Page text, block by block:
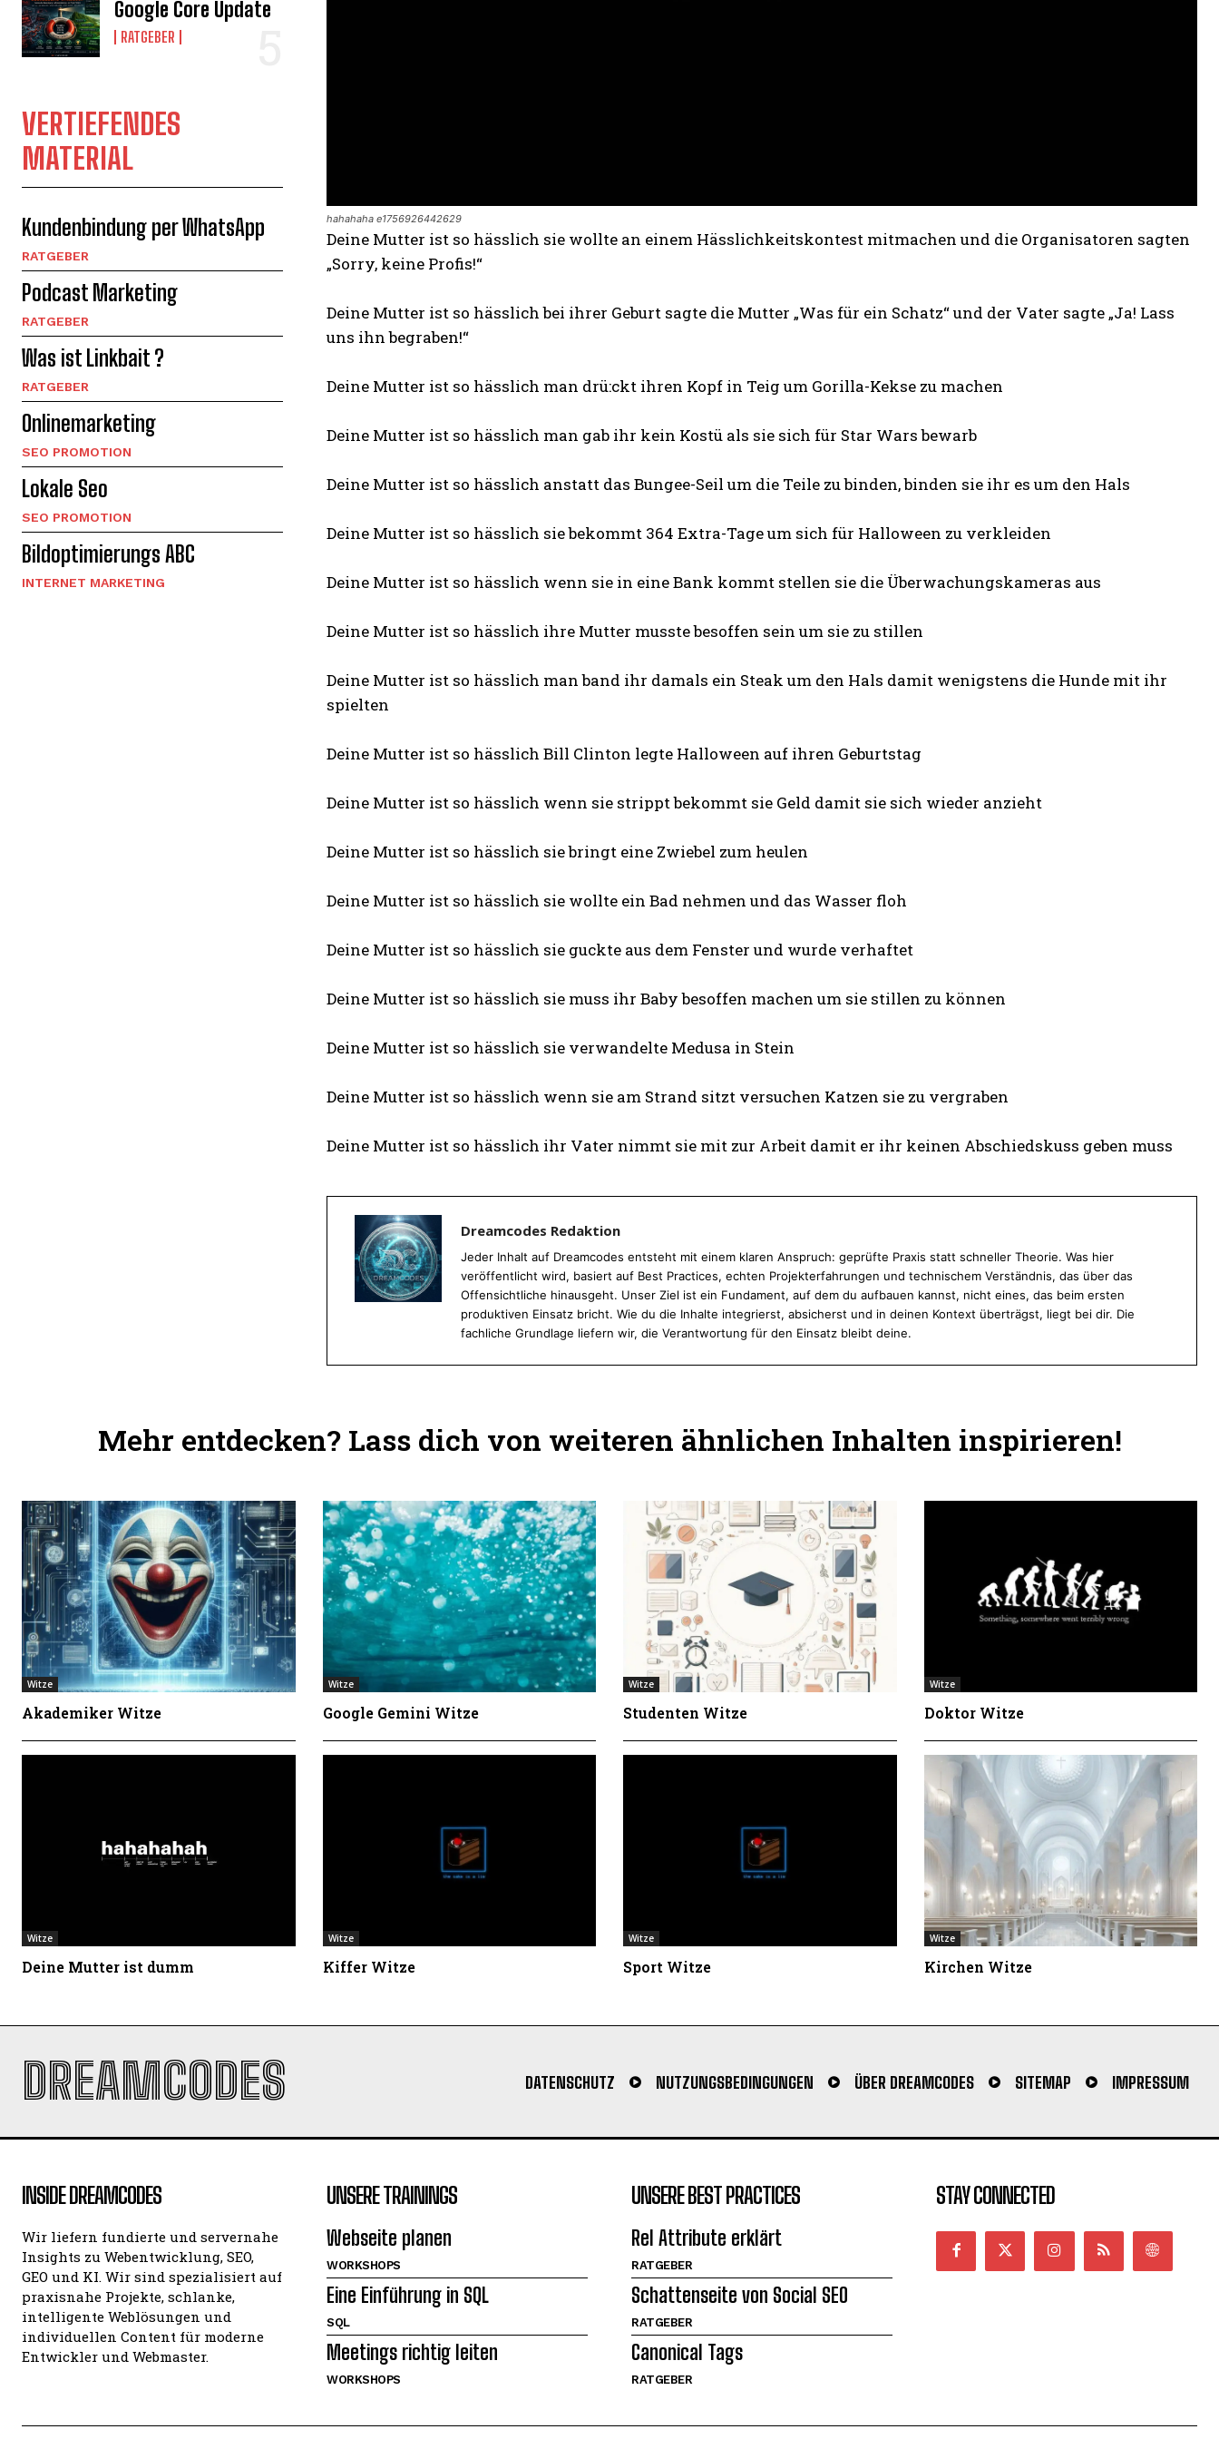
Google Core Update
RATGEBER
VERTIEFENDES
MATERIAL
Kundenbindung per WhatsApp
RATGEBER
Podcast Marketing
RATGEBER
Was ist Linkbait ?
RATGEBER
Onlinemarketing
SEO PROMOTION
Lokale Seo
SEO PROMOTION
Bildoptimierungs ABC
INTERNET MARKETING
hahahaha e1756926442629
Deine Mutter ist so hässlich sie wollte an einem Hässlichkeitskontest mitmachen und die Organisatoren sagten
„Sorry, keine Profis!“
Deine Mutter ist so hässlich bei ihrer Geburt sagte die Mutter „Was für ein Schatz“ und der Vater sagte „Ja! Lass
uns ihn begraben!“
Deine Mutter ist so hässlich man drü:ckt ihren Kopf in Teig um Gorilla-Kekse zu machen
Deine Mutter ist so hässlich man gab ihr kein Kostü als sie sich für Star Wars bewarb
Deine Mutter ist so hässlich anstatt das Bungee-Seil um die Teile zu binden, binden sie ihr es um den Hals
Deine Mutter ist so hässlich sie bekommt 364 Extra-Tage um sich für Halloween zu verkleiden
Deine Mutter ist so hässlich wenn sie in eine Bank kommt stellen sie die Überwachungskameras aus
Deine Mutter ist so hässlich ihre Mutter musste besoffen sein um sie zu stillen
Deine Mutter ist so hässlich man band ihr damals ein Steak um den Hals damit wenigstens die Hunde mit ihr
spielten
Deine Mutter ist so hässlich Bill Clinton legte Halloween auf ihren Geburtstag
Deine Mutter ist so hässlich wenn sie strippt bekommt sie Geld damit sie sich wieder anzieht
Deine Mutter ist so hässlich sie bringt eine Zwiebel zum heulen
Deine Mutter ist so hässlich sie wollte ein Bad nehmen und das Wasser floh
Deine Mutter ist so hässlich sie guckte aus dem Fenster und wurde verhaftet
Deine Mutter ist so hässlich sie muss ihr Baby besoffen machen um sie stillen zu können
Deine Mutter ist so hässlich sie verwandelte Medusa in Stein
Deine Mutter ist so hässlich wenn sie am Strand sitzt versuchen Katzen sie zu vergraben
Deine Mutter ist so hässlich ihr Vater nimmt sie mit zur Arbeit damit er ihr keinen Abschiedskuss geben muss
Dreamcodes Redaktion
Jeder Inhalt auf Dreamcodes entsteht mit einem klaren Anspruch: geprüfte Praxis statt schneller Theorie. Was hier
veröffentlicht wird, basiert auf Best Practices, echten Projekterfahrungen und technischem Verständnis, das über das
Offensichtliche hinausgeht. Unser Ziel ist ein Fundament, auf dem du aufbauen kannst, nicht eines, das beim ersten
produktiven Einsatz bricht. Wie du die Inhalte integrierst, absicherst und in deinen Kontext überträgst, liegt bei dir. Die
fachliche Grundlage liefern wir, die Verantwortung für den Einsatz bleibt deine.
Mehr entdecken? Lass dich von weiteren ähnlichen Inhalten inspirieren!
Witze
Akademiker Witze
Witze
Google Gemini Witze
Witze
Studenten Witze
Witze
Doktor Witze
Witze
Deine Mutter ist dumm
Witze
Kiffer Witze
Witze
Sport Witze
Witze
Kirchen Witze
DREAMCODES DATENSCHUTZ NUTZUNGSBEDINGUNGEN ÜBER DREAMCODES SITEMAP IMPRESSUM
INSIDE DREAMCODES
Wir liefern fundierte und servernahe
Insights zu Webentwicklung, SEO,
GEO und KI. Wir sind spezialisiert auf
praxisnahe Projekte, schlanke,
intelligente Weblösungen und
individuellen Content für moderne
Entwickler und Webmaster.
UNSERE TRAININGS
Webseite planen
WORKSHOPS
Eine Einführung in SQL
SQL
Meetings richtig leiten
WORKSHOPS
UNSERE BEST PRACTICES
Rel Attribute erklärt
RATGEBER
Schattenseite von Social SEO
RATGEBER
Canonical Tags
RATGEBER
STAY CONNECTED